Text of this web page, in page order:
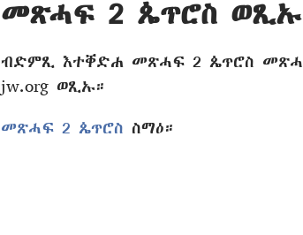
መጽሓፍ 2 ጴጥሮስ ወጺኡ
ብድምጺ እተቐድሐ መጽሓፍ 2 ጴጥሮስ
jw.org ወጺኡ።
መጽሓፍ 2 ጴጥሮስ ስማዕ።